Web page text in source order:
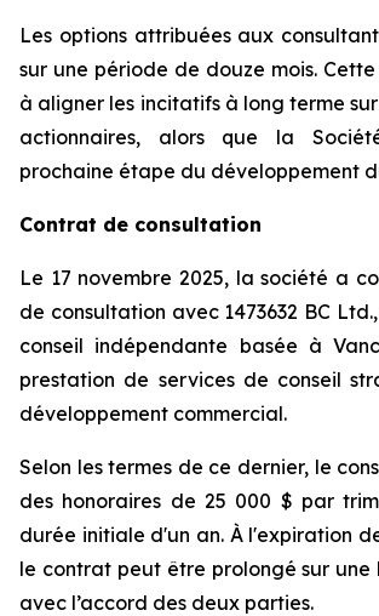
Les options attribuées aux
sur une période de douze mois.
à aligner les incitatifs à long terme
actionnaires, alors que la
prochaine étape du développement
Contrat de consultation
Le 17 novembre 2025, la société a
de consultation avec 1473632 BC
conseil indépendante basée à
prestation de services de conseil
développement commercial.
Selon les termes de ce dernier, le
des honoraires de 25 000 $ par
durée initiale d'un an. À l'expiration
le contrat peut être prolongé sur une
avec l’accord des deux parties.